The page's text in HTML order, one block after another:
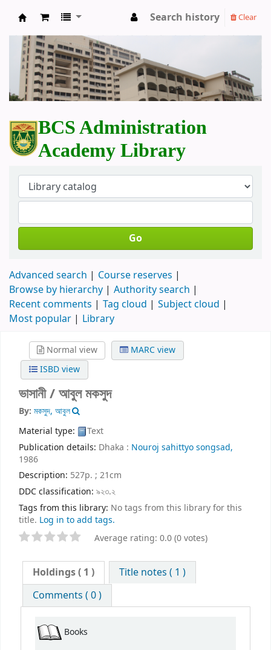
BCS Administration Academy Library
Search history Clear
BCS Administration
Academy Library
Go
Advanced search
Course reserves
Browse by hierarchy
Authority search
Recent comments
Tag cloud
Subject cloud
Most popular
Library
Normal view
MARC view
ISBD view
ভাসানী /আবুল মকসুদ
By: মকসুদ, আবুল
Material type:
Text
Publication details: Dhaka : Nouroj sahittyo songsad,
1986
Description: 527p. ; 21cm
DDC classification: ৯২৩.২
Tags from this library: No tags from this library for this
title. Log in to add tags.
Average rating: 0.0 (0 votes)
Holdings( 1 )
Title notes ( 1 )
Comments ( 0 )
Books